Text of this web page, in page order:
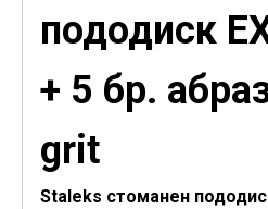
пододиск
+ 5 бр.
grit
Staleks стоманен